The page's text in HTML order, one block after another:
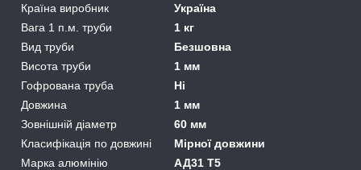
Країна виробник
Україна
Вага 1 п.м. труби
1 кг
Вид труби
Безшовна
Висота труби
1 мм
Гофрована труба
Ні
Довжина
1 мм
Зовнішній діаметр
60 мм
Класифікація по довжині
Мірної довжини
Марка алюмінію
АД31 Т5